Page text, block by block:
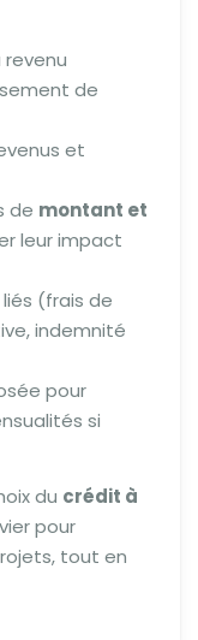
revenu
de
et
de montant et
leur impact
(frais de
indemnité
pour
si
du crédit à
pour
tout en